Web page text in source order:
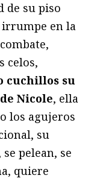
de su piso
irrumpe en la
celos,
cuchillos su
Nicole, ella
los agujeros
su
pelean, se
quiere